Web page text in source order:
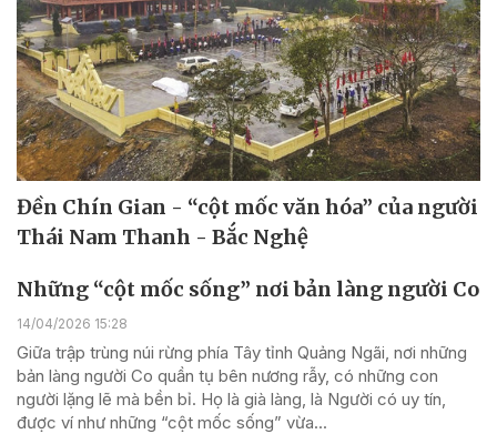
Đền Chín Gian - “cột mốc văn hóa” của người
Thái Nam Thanh - Bắc Nghệ
Những “cột mốc sống” nơi bản làng người Co
14/04/2026 15:28
Giữa trập trùng núi rừng phía Tây tỉnh Quảng Ngãi, nơi những
bản làng người Co quần tụ bên nương rẫy, có những con
người lặng lẽ mà bền bỉ. Họ là già làng, là Người có uy tín,
được ví như những “cột mốc sống” vừa...